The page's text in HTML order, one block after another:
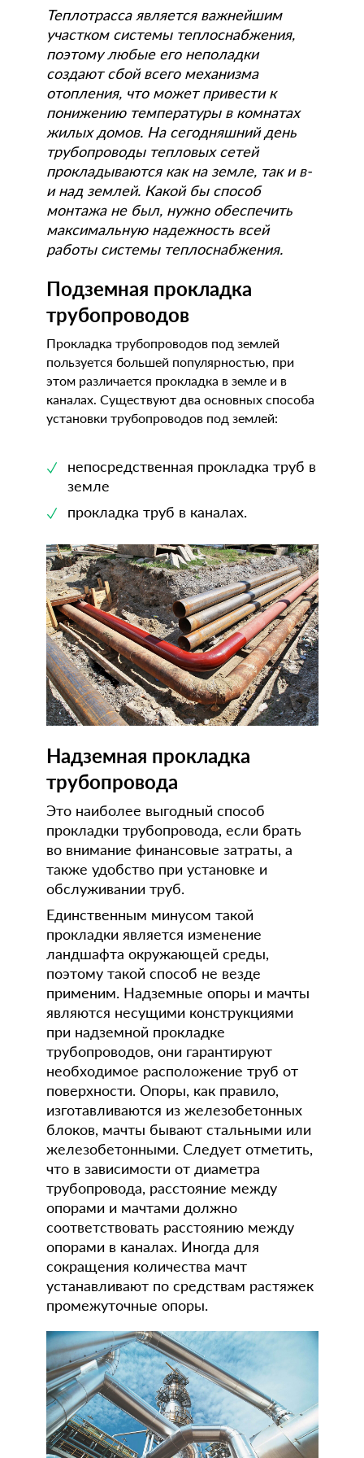
Теплотрасса является важнейшим
участком системы теплоснабжения,
поэтому любые его неполадки
создают сбой всего механизма
отопления, что может привести к
понижению температуры в комнатах
жилых домов. На сегодняшний день
трубопроводы тепловых сетей
прокладываются как на земле, так и в-
и над землей. Какой бы способ
монтажа не был, нужно обеспечить
максимальную надежность всей
работы системы теплоснабжения.
Подземная прокладка
трубопроводов
Прокладка трубопроводов под землей
пользуется большей популярностью, при
этом различается прокладка в земле и в
каналах. Существуют два основных способа
установки трубопроводов под землей:
непосредственная прокладка труб в
земле
прокладка труб в каналах.
Надземная прокладка
трубопровода
Это наиболее выгодный способ
прокладки трубопровода, если брать
во внимание финансовые затраты, а
также удобство при установке и
обслуживании труб.
Единственным минусом такой
прокладки является изменение
ландшафта окружающей среды,
поэтому такой способ не везде
применим. Надземные опоры и мачты
являются несущими конструкциями
при надземной прокладке
трубопроводов, они гарантируют
необходимое расположение труб от
поверхности. Опоры, как правило,
изготавливаются из железобетонных
блоков, мачты бывают стальными или
железобетонными. Следует отметить,
что в зависимости от диаметра
трубопровода, расстояние между
опорами и мачтами должно
соответствовать расстоянию между
опорами в каналах. Иногда для
сокращения количества мачт
устанавливают по средствам растяжек
промежуточные опоры.